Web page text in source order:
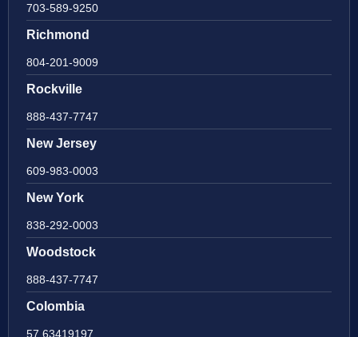
703-589-9250
Richmond
804-201-9009
Rockville
888-437-7747
New Jersey
609-983-0003
New York
838-292-0003
Woodstock
888-437-7747
Colombia
57 63419197